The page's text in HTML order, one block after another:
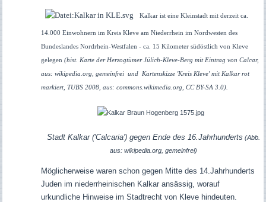
Kalkar ist eine Kleinstadt mit derzeit ca.
14.000 Einwohnern im Kreis Kleve am Niederrhein im Nordwesten des
Bundeslandes Nordrhein-Westfalen - ca. 15 Kilometer südöstlich von Kleve
gelegen(hist. Karte der Herzogtümer Jülich-Kleve-Berg mit Eintrag von Calcar,
aus: wikipedia.org, gemeinfrei und Kartenskizze 'Kreis Kleve' mit Kalkar rot
markiert, TUBS 2008, aus: commons.wikimedia.org, CC BY-SA 3.0).
Stadt Kalkar ('Calcaria') gegen Ende des 16.Jahrhunderts (Abb.
aus: wikipedia.org, gemeinfrei)
Möglicherweise waren schon gegen Mitte des 14.Jahrhunderts
Juden im niederrheinischen Kalkar ansässig, worauf
urkundliche Hinweise im Stadtrecht von Kleve hindeuten.